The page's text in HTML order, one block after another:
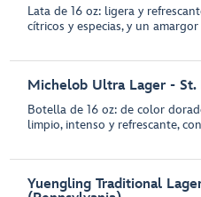
Lata de 16 oz: ligera y
cítricos y especias, y un
Michelob Ultra Lager - St.
Botella de 16 oz: de color
limpio, intenso y refrescante,
Yuengling Traditional